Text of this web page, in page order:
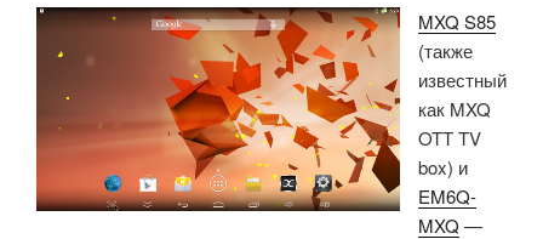
HDMI
базе
Amlogic
S805
продается
за
MXQ S85
(также
известный
как MXQ
OTT TV
box) и
EM6Q-
MXQ —